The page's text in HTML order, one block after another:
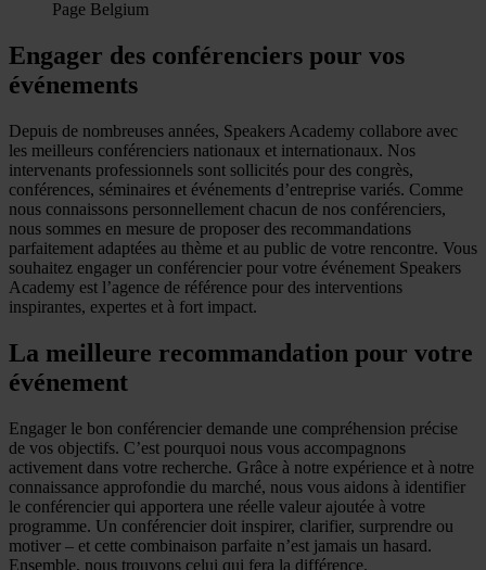
Page Belgium
Engager des conférenciers pour vos
événements
Depuis de nombreuses années, Speakers Academy collabore avec
les meilleurs conférenciers nationaux et internationaux. Nos
intervenants professionnels sont sollicités pour des congrès,
conférences, séminaires et événements d’entreprise variés. Comme
nous connaissons personnellement chacun de nos conférenciers,
nous sommes en mesure de proposer des recommandations
parfaitement adaptées au thème et au public de votre rencontre. Vous
souhaitez engager un conférencier pour votre événement Speakers
Academy est l’agence de référence pour des interventions
inspirantes, expertes et à fort impact.
La meilleure recommandation pour votre
événement
Engager le bon conférencier demande une compréhension précise
de vos objectifs. C’est pourquoi nous vous accompagnons
activement dans votre recherche. Grâce à notre expérience et à notre
connaissance approfondie du marché, nous vous aidons à identifier
le conférencier qui apportera une réelle valeur ajoutée à votre
programme. Un conférencier doit inspirer, clarifier, surprendre ou
motiver – et cette combinaison parfaite n’est jamais un hasard.
Ensemble, nous trouvons celui qui fera la différence.